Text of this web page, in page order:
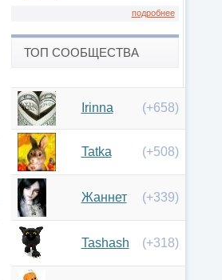
подробнее
ТОП СООБЩЕСТВА
Irinna (+658)
Tatka (+508)
Жаннет (+339)
Tashash (+318)